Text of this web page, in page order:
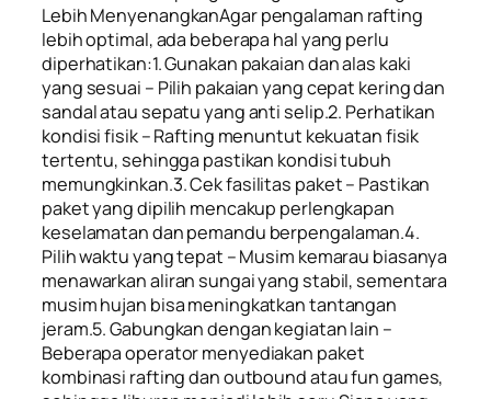
Lebih MenyenangkanAgar pengalaman rafting
lebih optimal, ada beberapa hal yang perlu
diperhatikan:1. Gunakan pakaian dan alas kaki
yang sesuai – Pilih pakaian yang cepat kering dan
sandal atau sepatu yang anti selip.2. Perhatikan
kondisi fisik – Rafting menuntut kekuatan fisik
tertentu, sehingga pastikan kondisi tubuh
memungkinkan.3. Cek fasilitas paket – Pastikan
paket yang dipilih mencakup perlengkapan
keselamatan dan pemandu berpengalaman.4.
Pilih waktu yang tepat – Musim kemarau biasanya
menawarkan aliran sungai yang stabil, sementara
musim hujan bisa meningkatkan tantangan
jeram.5. Gabungkan dengan kegiatan lain –
Beberapa operator menyediakan paket
kombinasi rafting dan outbound atau fun games,